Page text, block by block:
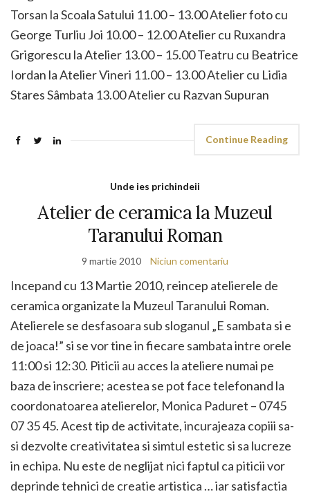
Torsan la Scoala Satului 11.00 – 13.00 Atelier foto cu
George Turliu Joi 10.00 – 12.00 Atelier cu Ruxandra
Grigorescu la Atelier 13.00 – 15.00 Teatru cu Beatrice
Iordan la Atelier Vineri 11.00 – 13.00 Atelier cu Lidia
Stares Sâmbata 13.00 Atelier cu Razvan Supuran
Continue Reading
Unde ies prichindeii
Atelier de ceramica la Muzeul
Taranului Roman
9 martie 2010 Niciun comentariu
Incepand cu 13 Martie 2010, reincep atelierele de
ceramica organizate la Muzeul Taranului Roman.
Atelierele se desfasoara sub sloganul „E sambata si e
de joaca!” si se vor tine in fiecare sambata intre orele
11:00 si 12:30. Piticii au acces la ateliere numai pe
baza de inscriere; acestea se pot face telefonand la
coordonatoarea atelierelor, Monica Paduret – 0745
07 35 45. Acest tip de activitate, incurajeaza copiii sa-
si dezvolte creativitatea si simtul estetic si sa lucreze
in echipa. Nu este de neglijat nici faptul ca piticii vor
deprinde tehnici de creatie artistica … iar satisfactia